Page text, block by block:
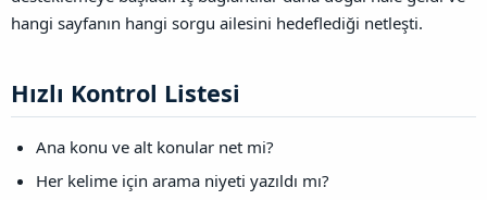
hangi sayfanın hangi sorgu ailesini hedeflediği netleşti.
Hızlı Kontrol Listesi​
Ana konu ve alt konular net mi?
Her kelime için arama niyeti yazıldı mı?